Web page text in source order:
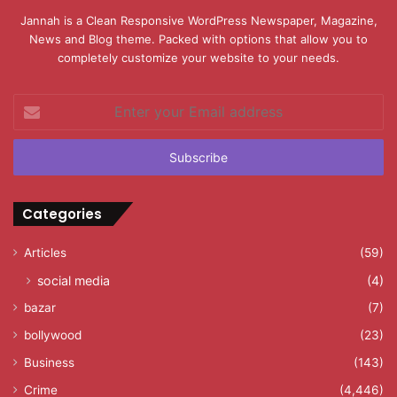
Jannah is a Clean Responsive WordPress Newspaper, Magazine,
News and Blog theme. Packed with options that allow you to
completely customize your website to your needs.
your
Email
Categories
Articles (59)
social media (4)
bazar
(7)
bollywood
(23)
Business
(143)
Crime
(4,446)